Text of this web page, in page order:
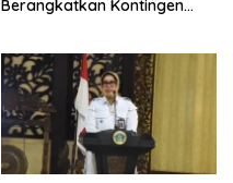
Berangkatkan Kontingen